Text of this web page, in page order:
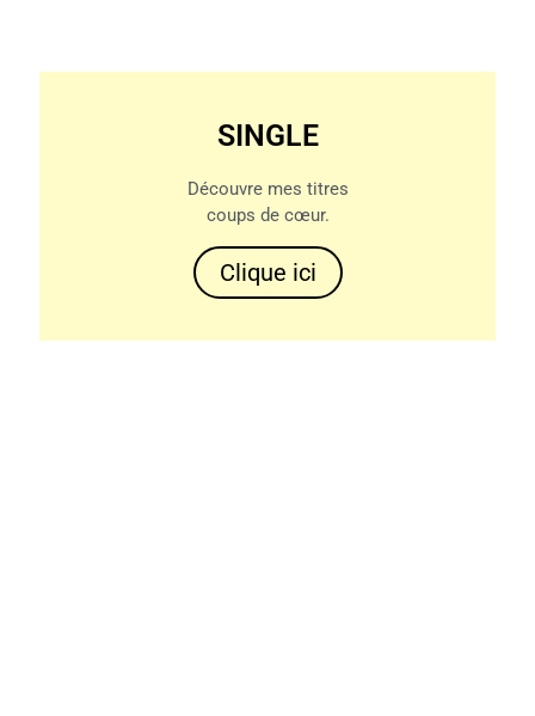
SINGLE
Découvre mes titres
coups de cœur.
Clique ici